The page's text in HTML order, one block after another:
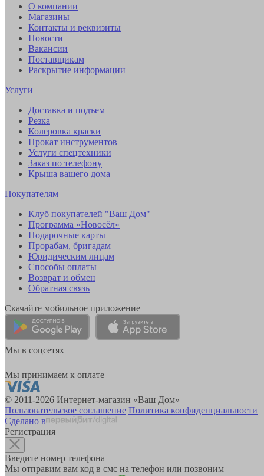
О компании
Магазины
Контакты и реквизиты
Новости
Вакансии
Поставщикам
Раскрытие информации
Услуги
Доставка и подъем
Резка
Колеровка краски
Прокат инструментов
Услуги спецтехники
Заказ по телефону
Крыша вашего дома
Покупателям
Клуб покупателей "Ваш Дом"
Программа «Новосёл»
Подарочные карты
Прорабам, бригадам
Юридическим лицам
Способы оплаты
Возврат и обмен
Обратная связь
Скачайте мобильное приложение
Мы в соцсетях
Мы принимаем к оплате
© 2011-2026 Интернет-магазин «Ваш Дом»
Пользовательское соглашение Политика конфиденциальности
Сделано в
Регистрация
Введите номер телефона
Мы отправим вам код в смс на телефон или позвоним